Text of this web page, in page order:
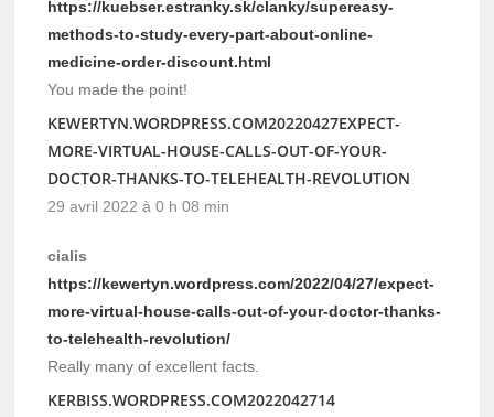
https://kuebser.estranky.sk/clanky/supereasy-
methods-to-study-every-part-about-online-
medicine-order-discount.html
You made the point!
KEWERTYN.WORDPRESS.COM20220427EXPECT-
MORE-VIRTUAL-HOUSE-CALLS-OUT-OF-YOUR-
DOCTOR-THANKS-TO-TELEHEALTH-REVOLUTION
29 avril 2022 à 0 h 08 min
cialis
https://kewertyn.wordpress.com/2022/04/27/expect-
more-virtual-house-calls-out-of-your-doctor-thanks-
to-telehealth-revolution/
Really many of excellent facts.
KERBISS.WORDPRESS.COM2022042714